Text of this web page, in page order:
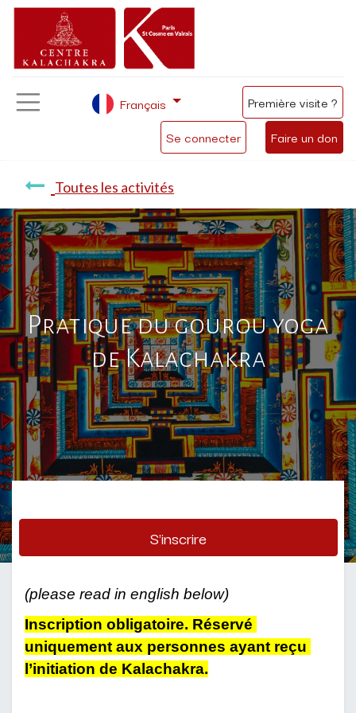
Se connecter Faire un don
Français Première visite ?
Toutes les activités
Pratique du gourou yoga
de Kalachakra
S'inscrire
(please read in english below)
Inscription obligatoire. Réservé
uniquement aux personnes ayant reçu
l’initiation de Kalachakra.